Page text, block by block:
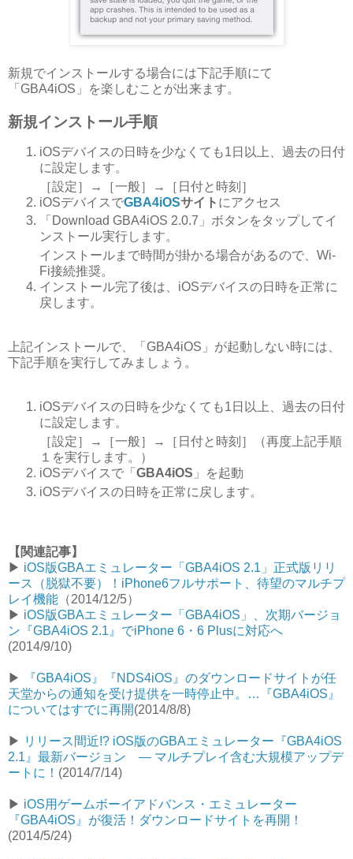
新規でインストールする場合には下記手順にて
「GBA4iOS」を楽しむことが出来ます。
新規インストール手順
iOSデバイスの日時を少なくても1日以上、過去の日付
に設定します。
［設定］→［一般］→［日付と時刻］
iOSデバイスでGBA4iOSサイト にアクセス
「Download GBA4iOS 2.0.7」ボタンをタップしてイ
ンストール実行します。
インストールまで時間が掛かる場合があるので、Wi-
Fi接続推奨。
インストール完了後は、iOSデバイスの日時を正常に
戻します。
上記インストールで、「GBA4iOS」が起動しない時には、
下記手順を実行してみましょう。
iOSデバイスの日時を少なくても1日以上、過去の日付
に設定します。
［設定］→［一般］→［日付と時刻］（再度上記手順
１を実行します。）
iOSデバイスで「 GBA4iOS 」を起動
iOSデバイスの日時を正常に戻します。
【関連記事】
▶︎ iOS版GBAエミュレーター「GBA4iOS 2.1」正式版リリ
ース（脱獄不要）！iPhone6フルサポート、待望のマルチプ
レイ機能 （2014/12/5）
▶︎ iOS版GBAエミュレーター「GBA4iOS」、次期バージョ
ン『GBA4iOS 2.1』でiPhone 6・6 Plusに対応へ
(2014/9/10)
▶︎
『GBA4iOS』『NDS4iOS』のダウンロードサイトが任
天堂からの通知を受け提供を一時停止中。…『GBA4iOS』
についてはすでに再開(2014/8/8)
▶︎ リリース間近!? iOS版のGBAエミュレーター『GBA4iOS
2.1』最新バージョン — マルチプレイ含む大規模アップデ
ートに！ (2014/7/14)
▶︎ iOS用ゲームボーイアドバンス・エミュレーター
『GBA4iOS』が復活！ダウンロードサイトを再開！
(2014/5/24)